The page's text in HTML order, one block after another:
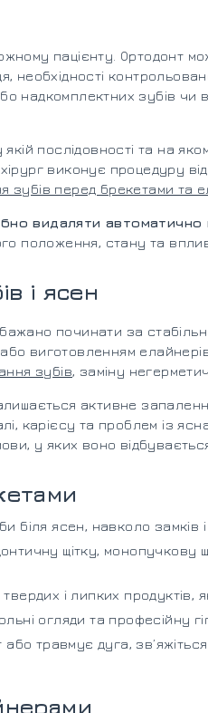
пацієнту. Ортодонт
необхідності
надкомплектних зубів чи
послідовності та на
виконує процедуру
зубів перед брекетами та
видаляти автоматично
положення, стану та
і ясен
починати за
виготовленням
зубів, заміну
активне
карієсу та проблем із
у яких воно
біля ясен, навколо замків і
щітку, монопучкову
і липких продуктів,
огляди та професійну
травмує дуга, зв’яжіться